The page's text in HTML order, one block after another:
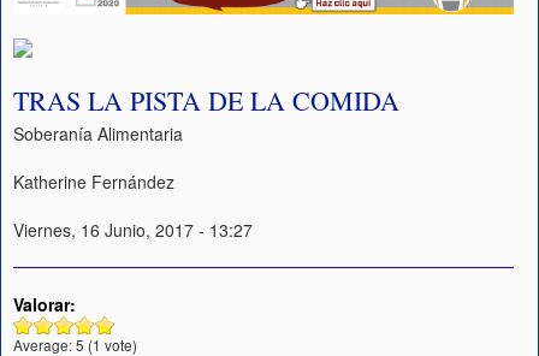
TRAS LA PISTA DE LA COMIDA
Soberanía Alimentaria
Katherine Fernández
Viernes, 16 Junio, 2017 - 13:27
Valorar:
Average:5 (1 vote)